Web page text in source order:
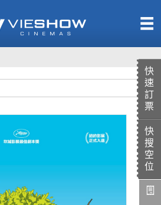
快
速
訂
票
快
搜
空
位